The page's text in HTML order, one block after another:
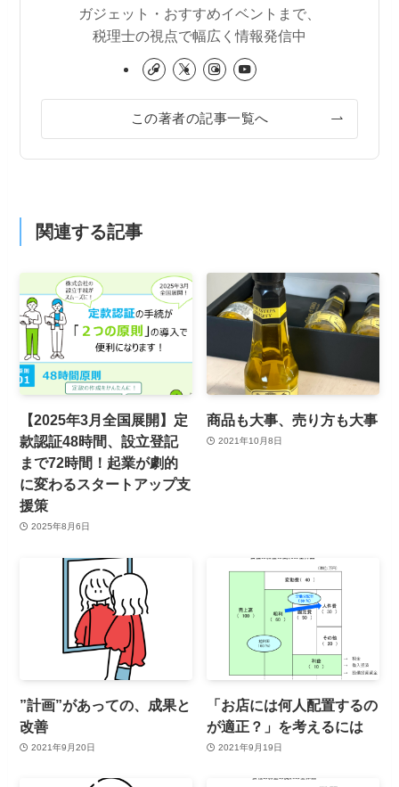
ガジェット・おすすめイベントまで、
税理士の視点で幅広く情報発信中
この著者の記事一覧へ
関連する記事
【2025年3月全国展開】定
款認証48時間、設立登記
まで72時間！起業が劇的
に変わるスタートアップ支
援策
2025年8月6日
商品も大事、売り方も大事
2021年10月8日
”計画”があっての、成果と
改善
2021年9月20日
「お店には何人配置するの
が適正？」を考えるには
2021年9月19日